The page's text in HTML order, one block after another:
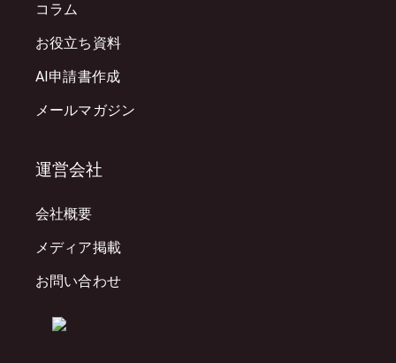
コラム
お役立ち資料
AI申請書作成
メールマガジン
運営会社
会社概要
メディア掲載
お問い合わせ